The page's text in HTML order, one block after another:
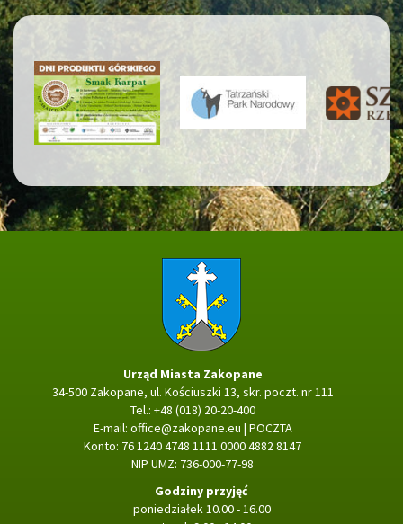
Strona główna
Urząd Miasta Zakopane
34-500 Zakopane, ul. Kościuszki 13, skr. poczt. nr 111
Tel.: +48 (018) 20-20-400
E-mail: office@zakopane.eu | POCZTA
Konto: 76 1240 4748 1111 0000 4882 8147
NIP UMZ: 736-000-77-98
Godziny przyjęć
poniedziałek 10.00 - 16.00